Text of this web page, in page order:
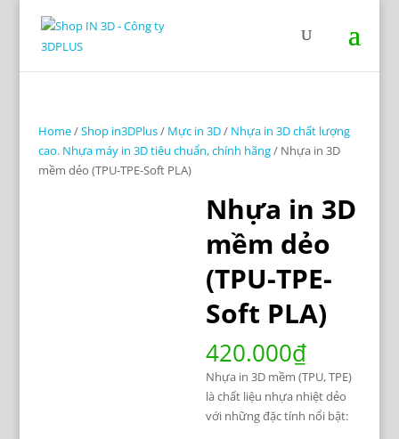
Home/Shop in3DPlus/ Mực in 3D/ Nhựa in 3D chất lượng
cao. Nhựa máy in 3D tiêu chuẩn, chính hãng/ Nhựa in 3D
mềm dẻo (TPU-TPE-Soft PLA)
Nhựa in 3D
mềm dẻo
(TPU-TPE-
Soft PLA)
420.000₫
Nhựa in 3D mềm (TPU, TPE)
là chất liệu nhựa nhiệt dẻo
với những đặc tính nổi bật: